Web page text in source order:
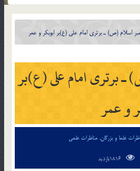
اسلام (ص) ـ برتری امام علی (ع)بر ابوبكر و عمر
ـ برتری امام علی (ع)بر
و عمر
علما و بزرگان, مناظرات علمی